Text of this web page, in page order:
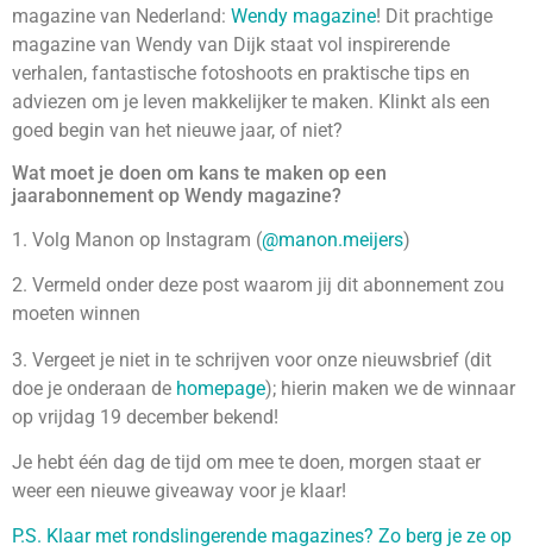
magazine van Nederland: Wendy magazine! Dit prachtige
magazine van Wendy van Dijk staat vol inspirerende
verhalen, fantastische fotoshoots en praktische tips en
adviezen om je leven makkelijker te maken. Klinkt als een
goed begin van het nieuwe jaar, of niet?
Wat moet je doen om kans te maken op een
jaarabonnement op Wendy magazine?
1. Volg Manon op Instagram (@manon.meijers)
2. Vermeld onder deze post waarom jij dit abonnement zou
moeten winnen
3. Vergeet je niet in te schrijven voor onze nieuwsbrief (dit
doe je onderaan de homepage); hierin maken we de winnaar
op vrijdag 19 december bekend!
Je hebt één dag de tijd om mee te doen, morgen staat er
weer een nieuwe giveaway voor je klaar!
P.S. Klaar met rondslingerende magazines? Zo berg je ze op